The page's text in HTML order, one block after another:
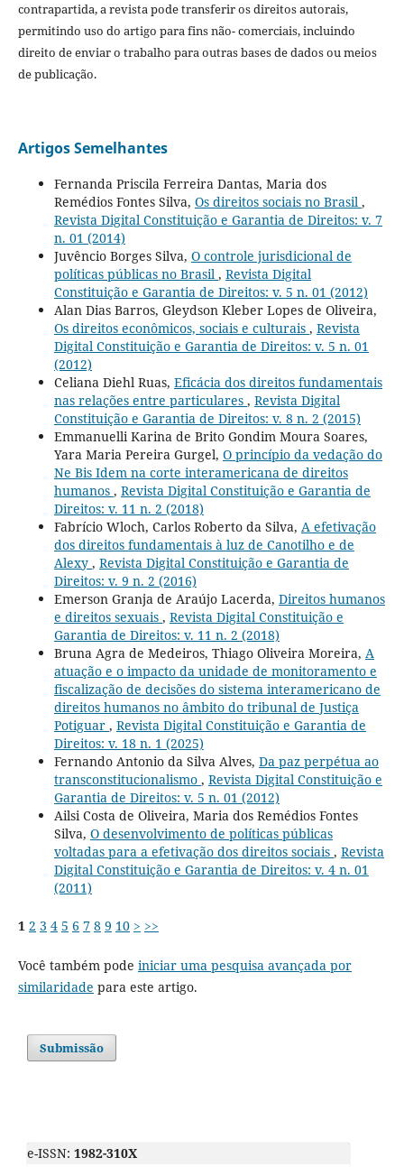
contrapartida, a revista pode transferir os direitos autorais,
permitindo uso do artigo para fins não- comerciais, incluindo
direito de enviar o trabalho para outras bases de dados ou meios
de publicação.
Artigos Semelhantes
Fernanda Priscila Ferreira Dantas, Maria dos
Remédios Fontes Silva, Os direitos sociais no Brasil ,
Revista Digital Constituição e Garantia de Direitos: v. 7
n. 01 (2014)
Juvêncio Borges Silva, O controle jurisdicional de
políticas públicas no Brasil , Revista Digital
Constituição e Garantia de Direitos: v. 5 n. 01 (2012)
Alan Dias Barros, Gleydson Kleber Lopes de Oliveira,
Os direitos econômicos, sociais e culturais , Revista
Digital Constituição e Garantia de Direitos: v. 5 n. 01
(2012)
Celiana Diehl Ruas, Eficácia dos direitos fundamentais
nas relações entre particulares , Revista Digital
Constituição e Garantia de Direitos: v. 8 n. 2 (2015)
Emmanuelli Karina de Brito Gondim Moura Soares,
Yara Maria Pereira Gurgel, O princípio da vedação do
Ne Bis Idem na corte interamericana de direitos
humanos , Revista Digital Constituição e Garantia de
Direitos: v. 11 n. 2 (2018)
Fabrício Wloch, Carlos Roberto da Silva, A efetivação
dos direitos fundamentais à luz de Canotilho e de
Alexy , Revista Digital Constituição e Garantia de
Direitos: v. 9 n. 2 (2016)
Emerson Granja de Araújo Lacerda, Direitos humanos
e direitos sexuais , Revista Digital Constituição e
Garantia de Direitos: v. 11 n. 2 (2018)
Bruna Agra de Medeiros, Thiago Oliveira Moreira, A
atuação e o impacto da unidade de monitoramento e
fiscalização de decisões do sistema interamericano de
direitos humanos no âmbito do tribunal de Justiça
Potiguar , Revista Digital Constituição e Garantia de
Direitos: v. 18 n. 1 (2025)
Fernando Antonio da Silva Alves, Da paz perpétua ao
transconstitucionalismo , Revista Digital Constituição e
Garantia de Direitos: v. 5 n. 01 (2012)
Ailsi Costa de Oliveira, Maria dos Remédios Fontes
Silva, O desenvolvimento de políticas públicas
voltadas para a efetivação dos direitos sociais , Revista
Digital Constituição e Garantia de Direitos: v. 4 n. 01
(2011)
1 2 3 4 5 6 7 8 9 10 > >>
Você também pode iniciar uma pesquisa avançada por
similaridade para este artigo.
Submissão
e-ISSN: 1982-310X